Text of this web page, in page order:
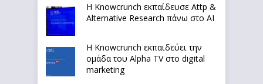
Η Knowcrunch εκπαίδευσε Attp &
Alternative Research πάνω στο ΑΙ
Η Knowcrunch εκπαιδεύει την
ομάδα του Alpha TV στο digital
marketing